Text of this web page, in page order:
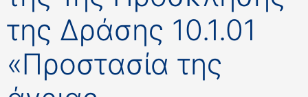
της Δράσης 10.1.01
«Προστασία της